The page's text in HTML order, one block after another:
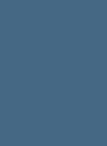
ir